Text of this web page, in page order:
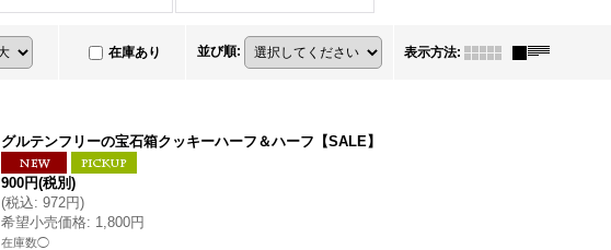
在庫あり 並び順: 表示方法:
グルテンフリーの宝石箱クッキーハーフ＆ハーフ【SALE】
900円(税別)
(税込: 972円)
希望小売価格: 1,800円
在庫数◯